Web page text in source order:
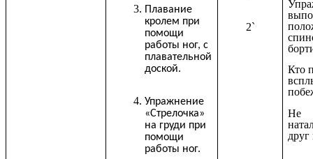
Плавание
кролем при
помощи
работы ног, с
плавательной
доской.
Упражнение
«Стрелочка»
на груди при
помощи
работы ног.
2`
Кто
Не
друг